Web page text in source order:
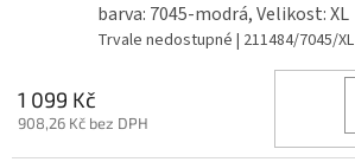
barva: 7045-modrá, Velikost: XL
Trvale nedostupné | 211484/7045/XL
1 099 Kč
908,26 Kč bez DPH